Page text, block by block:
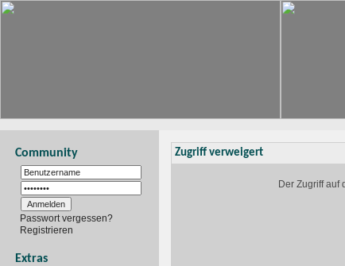
Community
Passwort vergessen?
Registrieren
Extras
Zugriff verweigert
Der Zugriff auf